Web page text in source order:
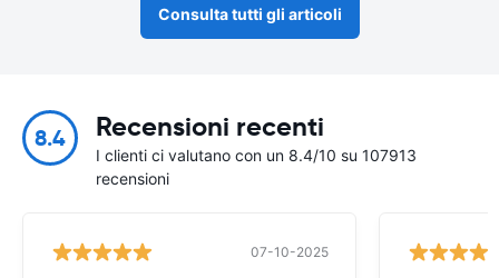
Consulta tutti gli articoli
8.4 Recensioni recenti
I clienti ci valutano con un 8.4/10 su 107913
recensioni
07-10-2025